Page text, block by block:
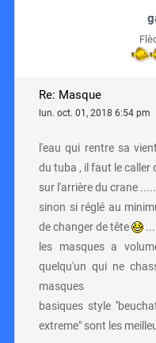
Re: Masque
lun. oct. 01, 2018 6:54 pm
l'eau qui rentre sa
du tuba , il faut le caller
sur l'arrière du crane .....
sinon si réglé au
de changer de tête
les masques a
quelqu'un qui ne
masques
basiques style
extreme" sont les